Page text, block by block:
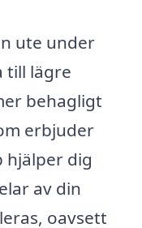
ute under
till lägre
behagligt
erbjuder
hjälper dig
av din
oavsett